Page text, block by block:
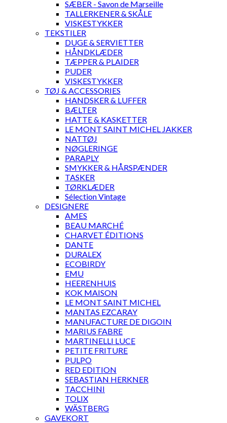
SÆBER - Savon de Marseille
TALLERKENER & SKÅLE
VISKESTYKKER
TEKSTILER
DUGE & SERVIETTER
HÅNDKLÆDER
TÆPPER & PLAIDER
PUDER
VISKESTYKKER
TØJ & ACCESSORIES
HANDSKER & LUFFER
BÆLTER
HATTE & KASKETTER
LE MONT SAINT MICHEL JAKKER
NATTØJ
NØGLERINGE
PARAPLY
SMYKKER & HÅRSPÆNDER
TASKER
TØRKLÆDER
Sélection Vintage
DESIGNERE
AMES
BEAU MARCHÉ
CHARVET ÉDITIONS
DANTE
DURALEX
ECOBIRDY
EMU
HEERENHUIS
KOK MAISON
LE MONT SAINT MICHEL
MANTAS EZCARAY
MANUFACTURE DE DIGOIN
MARIUS FABRE
MARTINELLI LUCE
PETITE FRITURE
PULPO
RED EDITION
SEBASTIAN HERKNER
TACCHINI
TOLIX
WÄSTBERG
GAVEKORT